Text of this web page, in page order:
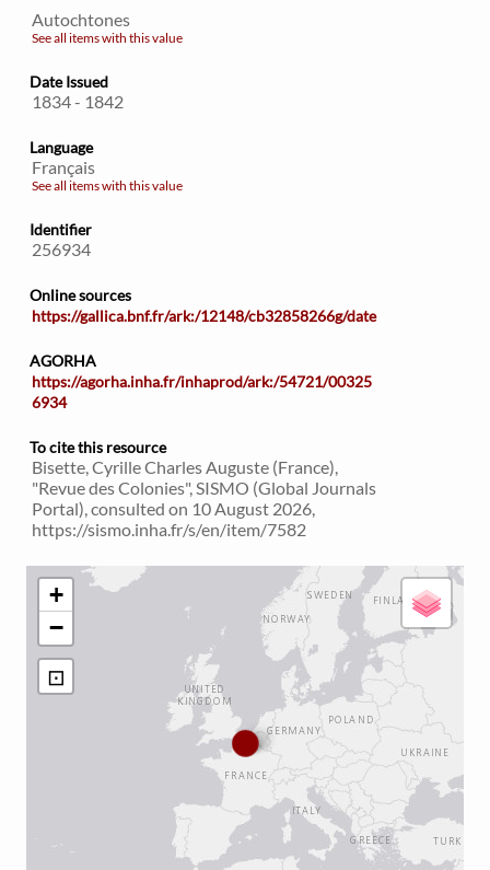
Autochtones
See all items with this value
Date Issued
1834 - 1842
Language
Français
See all items with this value
Identifier
256934
Online sources
https://gallica.bnf.fr/ark:/12148/cb32858266g/date
AGORHA
https://agorha.inha.fr/inhaprod/ark:/54721/00325
6934
To cite this resource
Bisette, Cyrille Charles Auguste (France),
"Revue des Colonies", SISMO (Global Journals
Portal), consulted on 10 August 2026,
https://sismo.inha.fr/s/en/item/7582
+
−
⊡